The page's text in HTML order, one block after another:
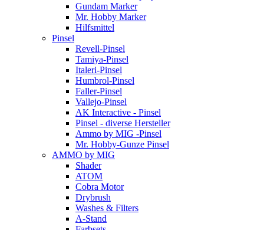
Gundam Marker
Mr. Hobby Marker
Hilfsmittel
Pinsel
Revell-Pinsel
Tamiya-Pinsel
Italeri-Pinsel
Humbrol-Pinsel
Faller-Pinsel
Vallejo-Pinsel
AK Interactive - Pinsel
Pinsel - diverse Hersteller
Ammo by MIG -Pinsel
Mr. Hobby-Gunze Pinsel
AMMO by MIG
Shader
ATOM
Cobra Motor
Drybrush
Washes & Filters
A-Stand